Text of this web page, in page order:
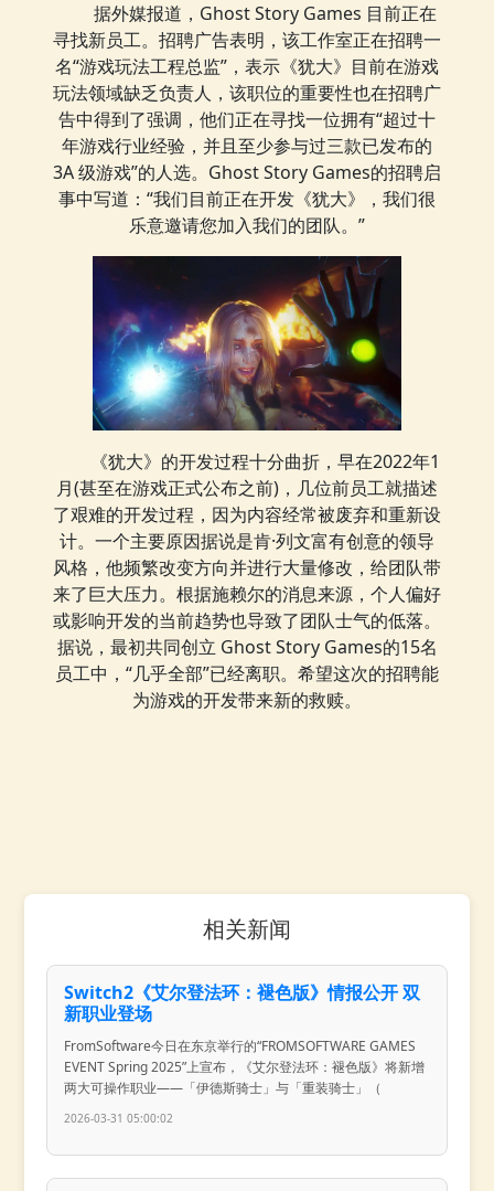
据外媒报道，Ghost Story Games 目前正在
寻找新员工。招聘广告表明，该工作室正在招聘一
名“游戏玩法工程总监”，表示《犹大》目前在游戏
玩法领域缺乏负责人，该职位的重要性也在招聘广
告中得到了强调，他们正在寻找一位拥有“超过十
年游戏行业经验，并且至少参与过三款已发布的
3A 级游戏”的人选。Ghost Story Games的招聘启
事中写道：“我们目前正在开发《犹大》，我们很
乐意邀请您加入我们的团队。”
《犹大》的开发过程十分曲折，早在2022年1
月(甚至在游戏正式公布之前)，几位前员工就描述
了艰难的开发过程，因为内容经常被废弃和重新设
计。一个主要原因据说是肯·列文富有创意的领导
风格，他频繁改变方向并进行大量修改，给团队带
来了巨大压力。根据施赖尔的消息来源，个人偏好
或影响开发的当前趋势也导致了团队士气的低落。
据说，最初共同创立 Ghost Story Games的15名
员工中，“几乎全部”已经离职。希望这次的招聘能
为游戏的开发带来新的救赎。
相关新闻
Switch2《艾尔登法环：褪色版》情报公开 双
新职业登场
FromSoftware今日在东京举行的“FROMSOFTWARE GAMES
EVENT Spring 2025”上宣布，《艾尔登法环：褪色版》将新增
两大可操作职业——「伊德斯骑士」与「重装骑士」（
2026-03-31 05:00:02